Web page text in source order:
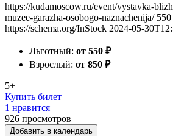
https://kudamoscow.ru/event/vystavka-
muzee-garazha-osobogo-naznachenija/ 550
https://schema.org/InStock 2024-05-
Льготный: от 550 ₽
Взрослый: от 850 ₽
5+
Купить билет
1 нравится
926 просмотров
Добавить в календарь